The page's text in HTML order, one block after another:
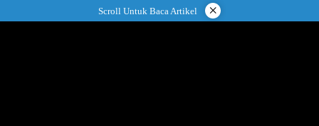
ke
Scroll Untuk Baca Artikel ×